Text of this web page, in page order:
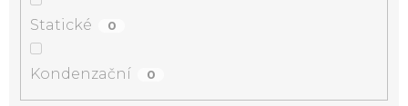
Statické 0
Kondenzační 0